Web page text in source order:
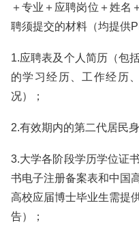
＋专业＋应聘岗位＋姓名
聘须提交的材料（均提供
1.应聘表及个人简历（包
的学习经历、工作经历
况）；
2.有效期内的第二代居民
3.大学各阶段学历学位证
书电子注册备案表和中国
高校应届博士毕业生需提
告）；